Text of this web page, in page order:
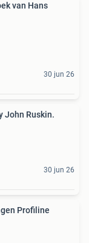
van Hans
30 jun 26
John Ruskin.
30 jun 26
Profiline